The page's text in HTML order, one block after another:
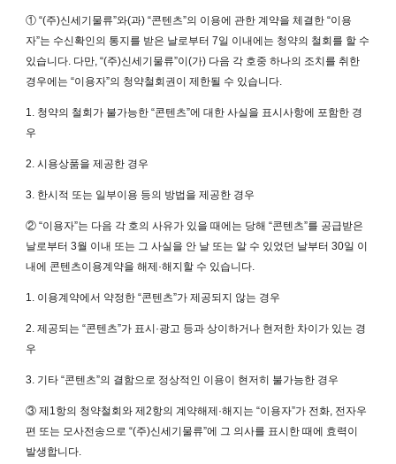
① “(주)신세기물류”와(과) “콘텐츠”의 이용에 관한 계약을 체결한 “이용
자”는 수신확인의 통지를 받은 날로부터 7일 이내에는 청약의 철회를 할 수
있습니다. 다만, “(주)신세기물류”이(가) 다음 각 호중 하나의 조치를 취한
경우에는 “이용자”의 청약철회권이 제한될 수 있습니다.
1. 청약의 철회가 불가능한 “콘텐츠”에 대한 사실을 표시사항에 포함한 경
우
2. 시용상품을 제공한 경우
3. 한시적 또는 일부이용 등의 방법을 제공한 경우
② “이용자”는 다음 각 호의 사유가 있을 때에는 당해 “콘텐츠”를 공급받은
날로부터 3월 이내 또는 그 사실을 안 날 또는 알 수 있었던 날부터 30일 이
내에 콘텐츠이용계약을 해제·해지할 수 있습니다.
1. 이용계약에서 약정한 “콘텐츠”가 제공되지 않는 경우
2. 제공되는 “콘텐츠”가 표시·광고 등과 상이하거나 현저한 차이가 있는 경
우
3. 기타 “콘텐츠”의 결함으로 정상적인 이용이 현저히 불가능한 경우
③ 제1항의 청약철회와 제2항의 계약해제·해지는 “이용자”가 전화, 전자우
편 또는 모사전송으로 “(주)신세기물류”에 그 의사를 표시한 때에 효력이
발생합니다.